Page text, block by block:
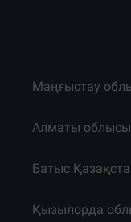
Маңғыстау
Алматы облысы
Батыс
Қызылорда